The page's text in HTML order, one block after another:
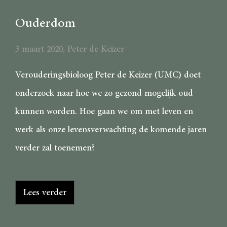
Ouderdom
3 maart 2020, Peter de Keizer
Verouderingsbioloog Peter de Keizer (UMC) doet
onderzoek naar hoe we zo gezond mogelijk oud
kunnen worden. Hoe gaan we om met leven en
werk als onze levensverwachting de komende jaren
verder zal toenemen?
Lees verder